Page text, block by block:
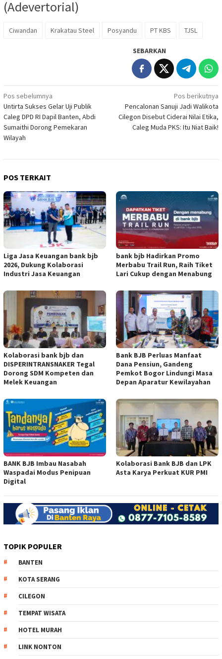
(Adevertorial)
Ciwandan Krakatau Steel Posyandu PT KBS TJSL
SEBARKAN
Navigasi
pos
Pos sebelumnya
Untirta Sukses Gelar Uji Publik
Caleg DPD RI Dapil Banten, Abdi
Sumaithi Dorong Pemekaran
Wilayah
Pos berikutnya
Pencalonan Sanuji Jadi Walikota
Cilegon Disebut Ciderai Nilai Etika,
Caleg Muda PKS: Itu Niat Baik!
POS TERKAIT
Liga Jasa Keuangan bank bjb
2026, Dukung Kolaborasi
Industri Jasa Keuangan
bank bjb Hadirkan Promo
Merbabu Trail Run, Raih Tiket
Lari Cukup dengan Menabung
Kolaborasi bank bjb dan
DISPERINTRANSNAKER Tegal
Dorong SDM Kompeten dan
Melek Keuangan
Bank BJB Perluas Manfaat
Dana Pensiun, Gandeng
Pemkot Bogor Lindungi Masa
Depan Aparatur Kewilayahan
BANK BJB Imbau Nasabah
Waspadai Modus Penipuan
Digital
Kolaborasi Bank BJB dan LPK
Asta Karya Perkuat KUR PMI
TOPIK POPULER
BANTEN
KOTA SERANG
CILEGON
TEMPAT WISATA
HOTEL MURAH
LINK NONTON